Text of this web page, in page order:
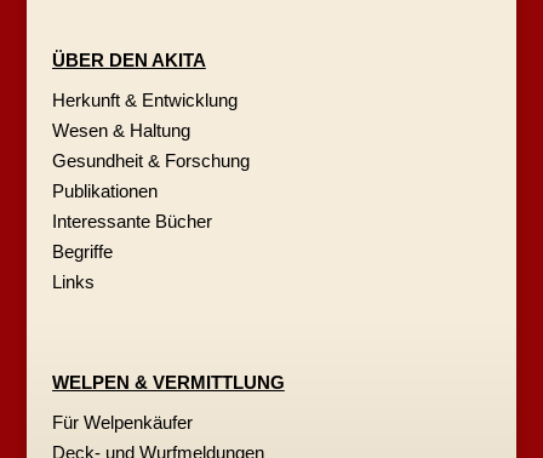
ÜBER DEN AKITA
Herkunft & Entwicklung
Wesen & Haltung
Gesundheit & Forschung
Publikationen
Interessante Bücher
Begriffe
Links
WELPEN & VERMITTLUNG
Für Welpenkäufer
Deck- und Wurfmeldungen